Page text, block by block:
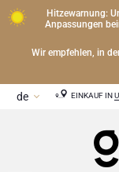
Hitzewarnung:
Anpassungen
Wir empfehlen, in
EINKAUF IN